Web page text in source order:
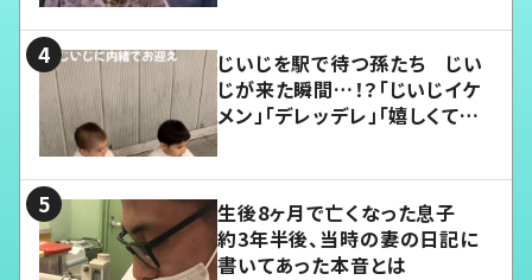
じいじを駅で待つ孫たち じい
じが来た瞬間…！？「じいじイケ
メン」「デレッデレ」「嬉しくて可
生後8ヶ月で亡くなった息子
約3年半後、当時の妻の日記に
書いてあった本音とは